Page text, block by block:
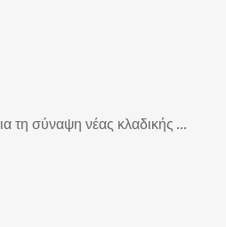
τη σύναψη νέας κλαδικής ...